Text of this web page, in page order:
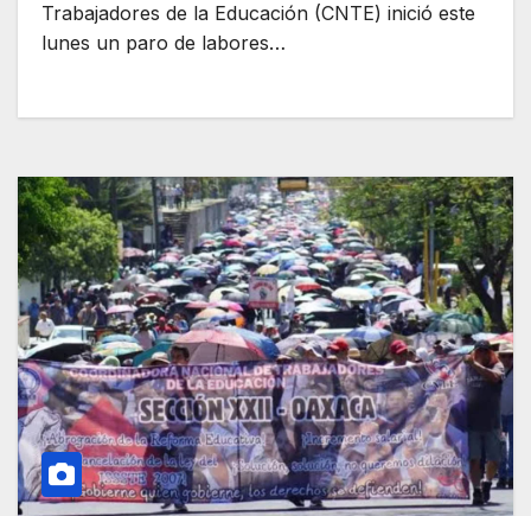
Trabajadores de la Educación (CNTE) inició este
lunes un paro de labores…